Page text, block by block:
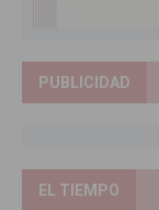
PUBLICIDAD
EL TIEMPO